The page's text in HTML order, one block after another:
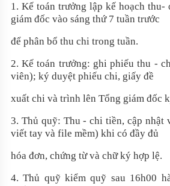
1. Kế toán trưởng lập kế hoạch
giám đốc vào sáng thứ 7 tuần trước
để phân bổ thu chi trong tuần.
2. Kế toán trưởng: ghi phiếu thu -
viên); ký duyệt phiếu chi, giấy đề
xuất chi và trình lên Tổng giám đốc
3. Thủ quỹ: Thu - chi tiền, cập nhật
viết tay và file mềm) khi có đầy đủ
hóa đơn, chứng từ và chữ ký hợp lệ.
4. Thủ quỹ kiểm quỹ sau 16h00